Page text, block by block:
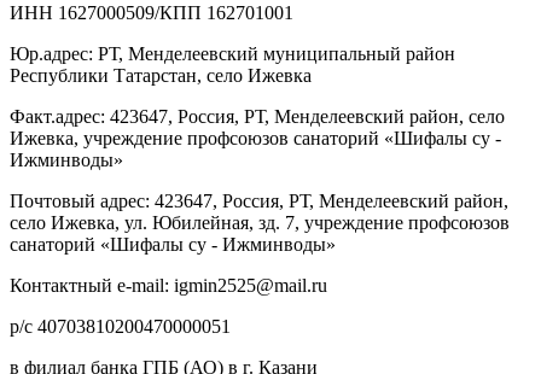
ИНН 1627000509/КПП 162701001
Юр.адрес: РТ, Менделеевский муниципальный район
Республики Татарстан, село Ижевка
Факт.адрес: 423647, Россия, РТ, Менделеевский район, село
Ижевка, учреждение профсоюзов санаторий «Шифалы су -
Ижминводы»
Почтовый адрес: 423647, Россия, РТ, Менделеевский район,
село Ижевка, ул. Юбилейная, зд. 7, учреждение профсоюзов
санаторий «Шифалы су - Ижминводы»
Контактный e-mail: igmin2525@mail.ru
р/с 40703810200470000051
в филиал банка ГПБ (АО) в г. Казани